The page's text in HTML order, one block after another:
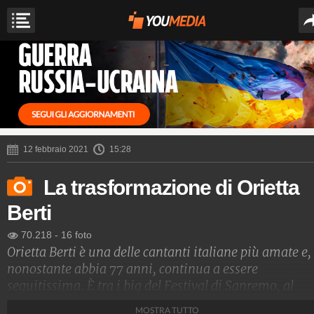
12 febbraio 2021 15:28
La trasformazione di Orietta
Berti
70.218 - 16 foto
Orietta Berti è una delle cantanti italiane più amate e,
nonostante abbia 77 anni, continua a essere
seguitissima. È tra i big del Festival di Sanremo, al
MOSTRA TUTTO